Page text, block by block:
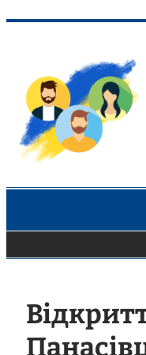
вмісту